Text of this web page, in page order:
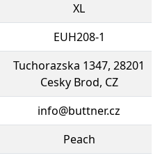
XL
EUH208-1
Tuchorazska 1347, 28201
Cesky Brod, CZ
info@buttner.cz
Peach